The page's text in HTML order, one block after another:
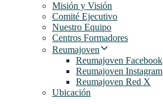
Misión y Visión
Comité Ejecutivo
Nuestro Equipo
Centros Formadores
Reumajoven
Reumajoven Facebook
Reumajoven Instagram
Reumajoven Red X
Ubicación